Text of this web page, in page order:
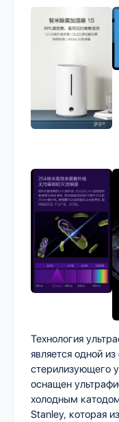
Технология
является одной
стерилизующего
оснащен
холодным
Stanley, которая